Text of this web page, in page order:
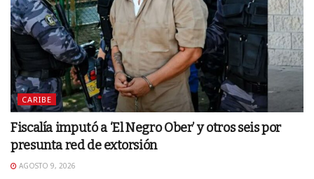
CARIBE
Fiscalía imputó a ‘El Negro Ober’ y otros seis por
presunta red de extorsión
AGOSTO 9, 2026